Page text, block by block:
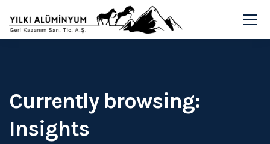
Currently browsing:
Insights